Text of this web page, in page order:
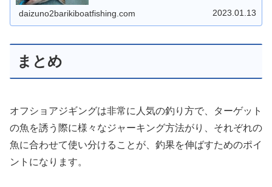
何をどう変えていいのかもわ
daizuno2barikiboatfishing.com 2023.01.13
まとめ
オフショアジギングは非常に人気の釣り方で、ターゲット
の魚を誘う際に様々なジャーキング方法がり、それぞれの
魚に合わせて使い分けることが、釣果を伸ばすためのポイ
ントになります。